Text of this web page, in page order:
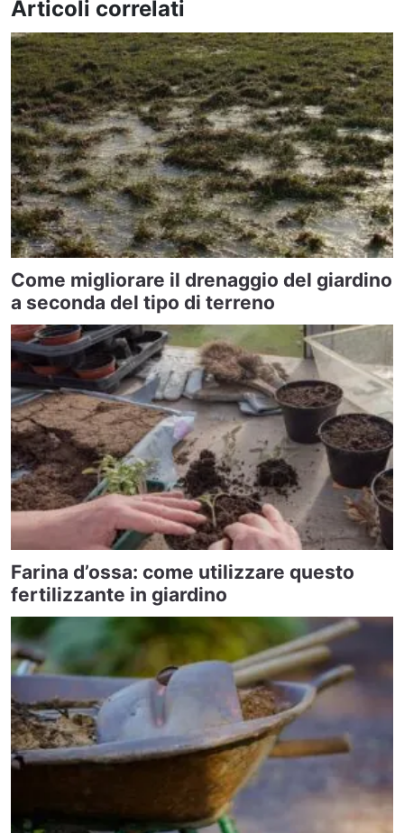
Articoli correlati
Come migliorare il drenaggio del giardino
a seconda del tipo di terreno
Farina d’ossa: come utilizzare questo
fertilizzante in giardino